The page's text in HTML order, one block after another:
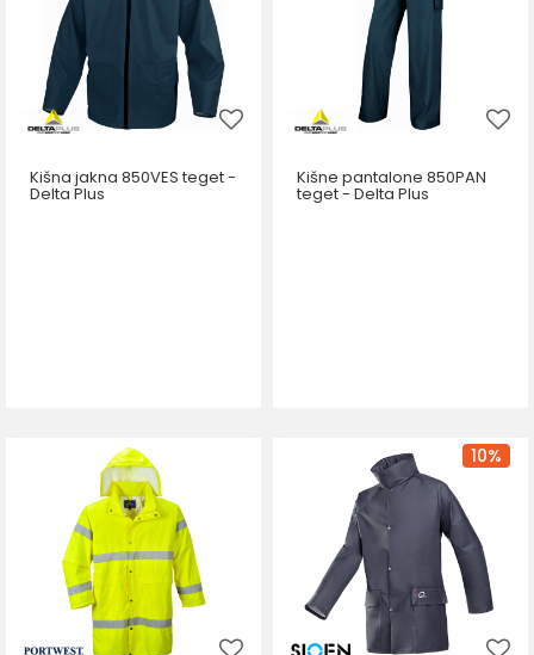
Kišna jakna 850VES teget -
Delta Plus
Kišne pantalone 850PAN
teget - Delta Plus
10%